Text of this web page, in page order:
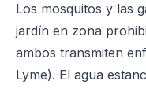
Los mosquitos y las
jardín en zona
ambos transmiten
Lyme). El agua